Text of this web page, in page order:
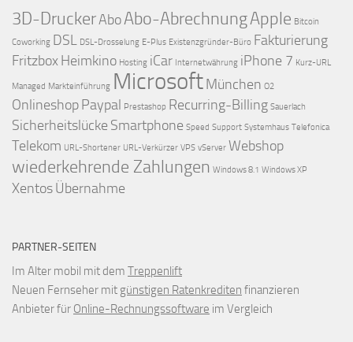
3D-DruckerAboAbo-AbrechnungApple Bitcoin
Coworking DSL DSL-Drosselung E-Plus Existenzgründer-Büro Fakturierung
FritzboxHeimkino Hosting iCar Internetwährung iPhone 7 Kurz-URL
Managed Markteinführung MicrosoftMünchen O2
OnlineshopPaypal Prestashop Recurring-Billing Sauerlach
Sicherheitslücke Smartphone Speed Support Systemhaus Telefonica
Telekom URL-Shortener URL-Verkürzer VPS vServer Webshop
wiederkehrende Zahlungen Windows 8.1 Windows XP
XentosÜbernahme
PARTNER-SEITEN
Im Alter mobil mit dem Treppenlift
Neuen Fernseher mit günstigen Ratenkrediten finanzieren
Anbieter für Online-Rechnungssoftware im Vergleich